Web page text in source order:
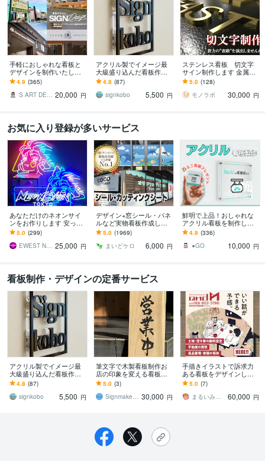
手軽におしゃれな看板と
デザインを制作いたしま
す 看板・ウィンドウサイ
ンをご提案致します（デ
ザインのみも可能）
4.9 (365)
S ART DESIGN 20,000 円
アクリル製でイメージ最
大級盛り込んだ看板作り
ます あなたのイメージを
投影した室外に設置でき
る看板をお好きな色で
4.8 (87)
signkobo
5,500 円
ステンレス看板 切文字
サイン制作します 金属の
高級感を生かしたサイン
を取り付けませんか★
5.0 (128)
モノラボ
30,000 円
お気に入り登録が多いサービス
あなただけのネオンサイ
ンをお作りします 安っぽ
くないワンランク上の法
人向けLEDネオンサイン
5.0 (299)
EWEST NeonsignTokyo 25,000 円
デザイン+窓シール・パネ
ルなど実物看板作成しま
す 1800件実績｜窓シール
等の看板制作｜持込デー
タOK
5.0 (1969)
まいどケロ
6,000 円
鮮明で上品！おしゃれな
アクリル看板を制作しま
す フルカラーで美しい看
板＆ミニ看板のセット！
送料無料！
4.9 (336)
●GO
10,000 円
看板制作・デザインの定番サービス
アクリル製でイメージ最
大級盛り込んだ看板作り
ます あなたのイメージを
投影した室外に設置でき
る看板をお好きな色で
4.8 (87)
signkobo
5,500 円
筆文字で木製看板制作お
店の印象を変える看板作
ります 筆文字x木製看板店
舗の“顔”になる一点物看板
を制作します
5.0 (3)
Signmaker Bluemonkey 30,000 円
手描きイラストで訴求力
ある看板をデザインしま
す 一度見たら忘れない広
告看板で通行人の目を引
きます
5.0 (7)
まるいみさき イラストレーター
60,000 円